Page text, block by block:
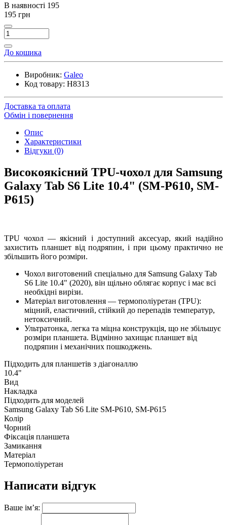
В наявності 195
195 грн
До кошика
Виробник: Galeo
Код товару: H8313
Доставка та оплата
Обмін і повернення
Опис
Характеристики
Відгуки (0)
Високоякісний TPU-чохол для Samsung
Galaxy Tab S6 Lite 10.4" (SM-P610, SM-
P615)
TPU чохол — якісний і доступний аксесуар, який надійно
захистить планшет від подряпин, і при цьому практично не
збільшить його розміри.
Чохол виготовений спеціально для Samsung Galaxy Tab
S6 Lite 10.4" (2020), він щільно облягає корпус і має всі
необхідні вирізи.
Матеріал виготовлення — термополіуретан (TPU):
міцний, еластичний, стійкий до перепадів температур,
нетоксичний.
Ультратонка, легка та міцна конструкція, що не збільшує
розміри планшета. Відмінно захищає планшет від
подряпин і механічних пошкоджень.
Підходить для планшетів з діагоналлю
10.4"
Вид
Накладка
Підходить для моделей
Samsung Galaxy Tab S6 Lite SM-P610, SM-P615
Колір
Чорний
Фіксація планшета
Замикання
Матеріал
Термополіуретан
Написати відгук
Ваше ім’я: